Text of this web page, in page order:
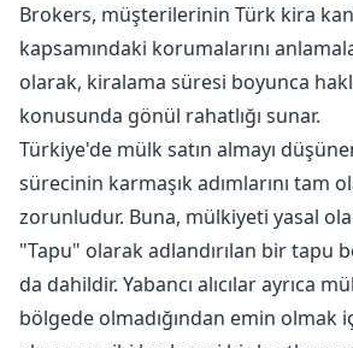
Brokers, müşterilerinin Türk kira
kapsamındaki korumalarını
olarak, kiralama süresi boyunca
konusunda gönül rahatlığı sunar.
Türkiye'de mülk satın almayı
sürecinin karmaşık adımlarını tam
zorunludur. Buna, mülkiyeti yasal
"Tapu" olarak adlandırılan bir tapu
da dahildir. Yabancı alıcılar ayrıca
bölgede olmadığından emin olmak